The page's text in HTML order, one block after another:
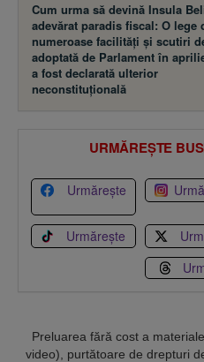
Cum urma să devină Insula
adevărat paradis fiscal: O lege
numeroase facilităţi şi scutiri
adoptată de Parlament în
a fost declarată ulterior
neconstituţională
URMĂREȘTE
Urmărește
Urmărește
Preluarea fără cost a
video), purtătoare de drepturi